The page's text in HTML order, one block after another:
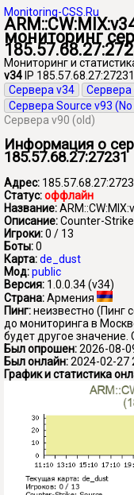
Monitoring-CSS.Ru
мониторинг
Мониторинг и
v34 IP 185.57.68.27:27231
Сервера v34
Сервера
Сервера Source v93
Сервера v90 (old)
Информация о
185.57.68.27:27231
Адрес:
Статус:оффлайн
Название:
Описание:Counter-
Игроки:0 / 13
Боты:0
Карта:de_dust
Мод:public
Версия: 1.0.0.34 (v34)
Страна:Армения
Пинг:неизвестно (Пинг
до мониторинга в
будет другое значение.
Был опрошен:2026-08-
Был онлайн:2024-02-27
График и статистика